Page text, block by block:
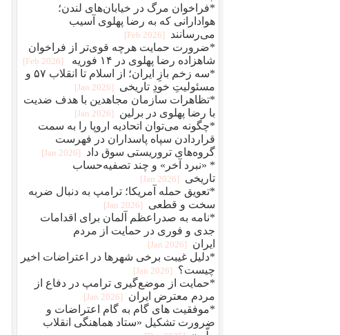
*فراخوان مرگ در خیابان‌های لندن؛
هوادارانی که به رضا پهلوی آسیب
می‌رسانند
[2026 Feb]
*ضرورت حمایت هرچه قوی‌تر از فراخوان
شاهزاده رضا پهلوی در ۱۴ فوریه
[2026 Feb]
*سه زخم بازِ ایران؛ از اسلام تا انقلاب ۵۷ و
مسئولیتِ خودِ تاریخی
[2026 Jan]
*تظاهرات سازمان مجاهدین با هدف ضدیت
با رضا پهلوی در برلین
[2026 Jan]
*چگونه می‌توان اتحادیه اروپا را به سمت
قراردادن سپاه پاسداران در فهرست
گروه‌های تروریستی سوق داد
[2026 Jan]
* «نبرد آخر» و چند تصفیه‌حساب
تاریخی
[2026 Jan]
*تعویق حمله آمریکا؛ ترامپ به دنبال ضربه
سخت و قطعی
[2026 Jan]
*نامه به صدراعظم آلمان برای اقدامات
جدی و فوری در حمایت از مردم
ایران
[2026 Jan]
*دلیل غیبت برخی شهرها در اعتراضات اخیر
چیست؟
[2026 Jan]
*حمایت از موضع‌گیری ترامپ در دفاع از
مردم معترض ایران
[2026 Jan]
*موفقیت های گام به گام اعتراضات و
ضرورت تشکیل «ستاد هماهنگی انقلاب